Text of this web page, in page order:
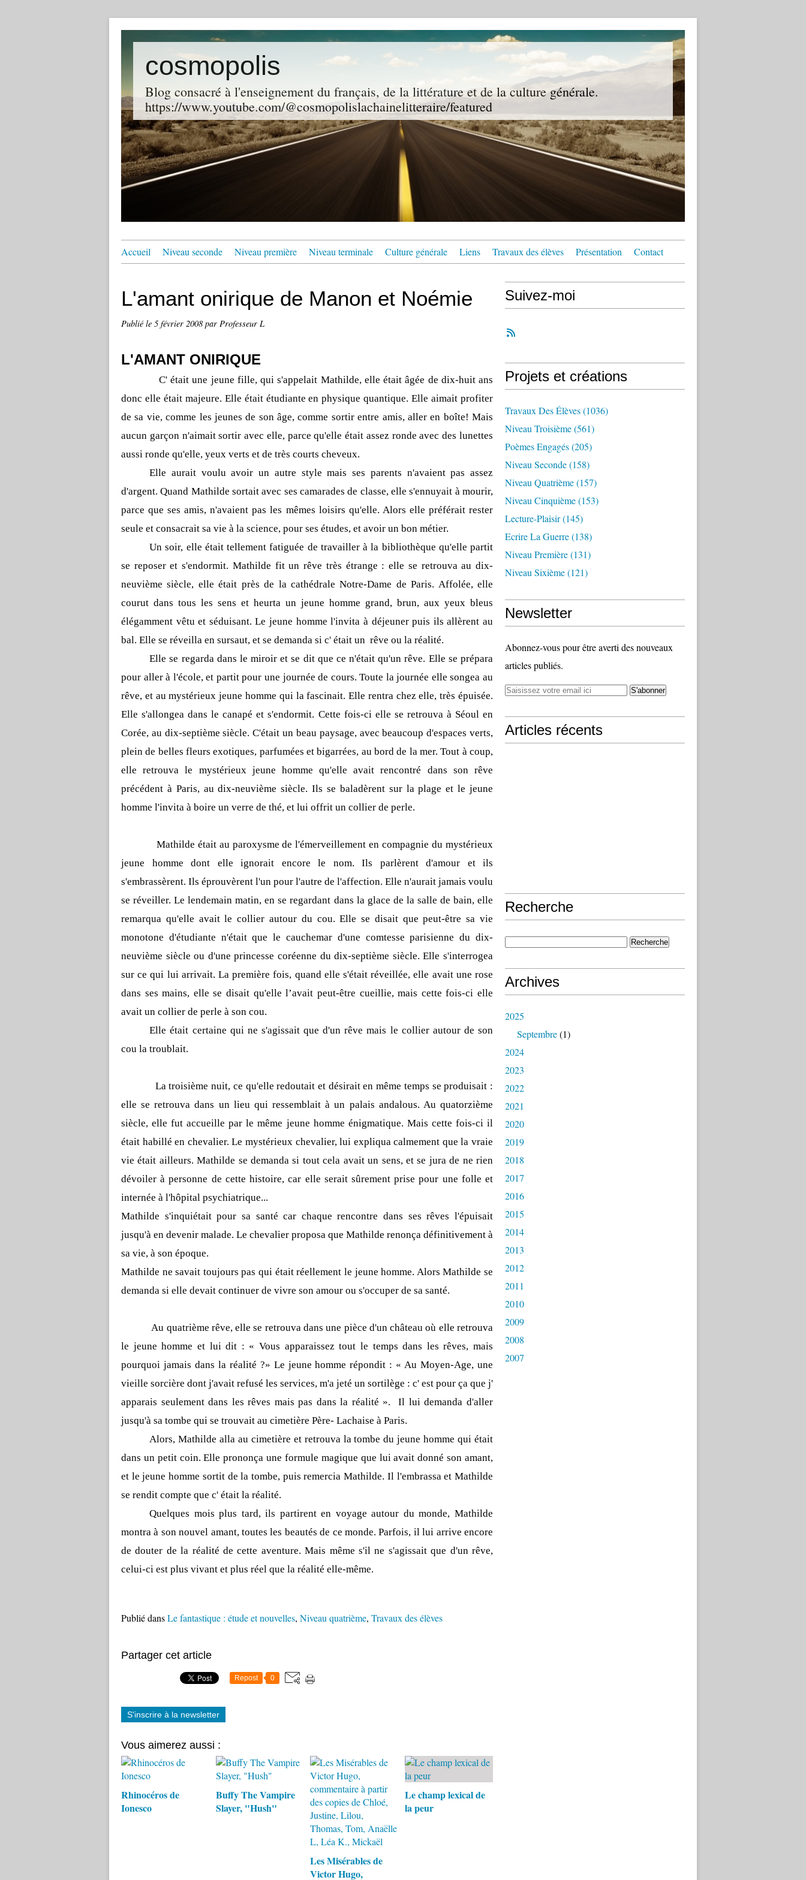
cosmopolis
Blog consacré à l'enseignement du français, de la littérature et de la culture générale.
https://www.youtube.com/@cosmopolislachainelitteraire/featured
Accueil Niveau seconde Niveau première Niveau terminale Culture générale Liens Travaux des élèves Présentation Contact
L'amant onirique de Manon et Noémie
Publié le 5 février 2008 par Professeur L
L'AMANT ONIRIQUE
C' était une jeune fille, qui s'appelait Mathilde, elle était âgée de dix-huit ans
donc elle était majeure. Elle était étudiante en physique quantique. Elle aimait profiter
de sa vie, comme les jeunes de son âge, comme sortir entre amis, aller en boîte! Mais
aucun garçon n'aimait sortir avec elle, parce qu'elle était assez ronde avec des lunettes
aussi ronde qu'elle, yeux verts et de très courts cheveux.
Elle aurait voulu avoir un autre style mais ses parents n'avaient pas assez
d'argent. Quand Mathilde sortait avec ses camarades de classe, elle s'ennuyait à mourir,
parce que ses amis, n'avaient pas les mêmes loisirs qu'elle. Alors elle préférait rester
seule et consacrait sa vie à la science, pour ses études, et avoir un bon métier.
Un soir, elle était tellement fatiguée de travailler à la bibliothèque qu'elle partit
se reposer et s'endormit. Mathilde fit un rêve très étrange : elle se retrouva au dix-
neuvième siècle, elle était près de la cathédrale Notre-Dame de Paris. Affolée, elle
courut dans tous les sens et heurta un jeune homme grand, brun, aux yeux bleus
élégamment vêtu et séduisant. Le jeune homme l'invita à déjeuner puis ils allèrent au
bal. Elle se réveilla en sursaut, et se demanda si c' était un rêve ou la réalité.
Elle se regarda dans le miroir et se dit que ce n'était qu'un rêve. Elle se prépara
pour aller à l'école, et partit pour une journée de cours. Toute la journée elle songea au
rêve, et au mystérieux jeune homme qui la fascinait. Elle rentra chez elle, très épuisée.
Elle s'allongea dans le canapé et s'endormit. Cette fois-ci elle se retrouva à Séoul en
Corée, au dix-septième siècle. C'était un beau paysage, avec beaucoup d'espaces verts,
plein de belles fleurs exotiques, parfumées et bigarrées, au bord de la mer. Tout à coup,
elle retrouva le mystérieux jeune homme qu'elle avait rencontré dans son rêve
précédent à Paris, au dix-neuvième siècle. Ils se baladèrent sur la plage et le jeune
homme l'invita à boire un verre de thé, et lui offrit un collier de perle.
Mathilde était au paroxysme de l'émerveillement en compagnie du mystérieux
jeune homme dont elle ignorait encore le nom. Ils parlèrent d'amour et ils
s'embrassèrent. Ils éprouvèrent l'un pour l'autre de l'affection. Elle n'aurait jamais voulu
se réveiller. Le lendemain matin, en se regardant dans la glace de la salle de bain, elle
remarqua qu'elle avait le collier autour du cou. Elle se disait que peut-être sa vie
monotone d'étudiante n'était que le cauchemar d'une comtesse parisienne du dix-
neuvième siècle ou d'une princesse coréenne du dix-septième siècle. Elle s'interrogea
sur ce qui lui arrivait. La première fois, quand elle s'était réveillée, elle avait une rose
dans ses mains, elle se disait qu'elle l’avait peut-être cueillie, mais cette fois-ci elle
avait un collier de perle à son cou.
Elle était certaine qui ne s'agissait que d'un rêve mais le collier autour de son
cou la troublait.
La troisième nuit, ce qu'elle redoutait et désirait en même temps se produisait :
elle se retrouva dans un lieu qui ressemblait à un palais andalous. Au quatorzième
siècle, elle fut accueille par le même jeune homme énigmatique. Mais cette fois-ci il
était habillé en chevalier. Le mystérieux chevalier, lui expliqua calmement que la vraie
vie était ailleurs. Mathilde se demanda si tout cela avait un sens, et se jura de ne rien
dévoiler à personne de cette histoire, car elle serait sûrement prise pour une folle et
internée à l'hôpital psychiatrique...
Mathilde s'inquiétait pour sa santé car chaque rencontre dans ses rêves l'épuisait
jusqu'à en devenir malade. Le chevalier proposa que Mathilde renonça définitivement à
sa vie, à son époque.
Mathilde ne savait toujours pas qui était réellement le jeune homme. Alors Mathilde se
demanda si elle devait continuer de vivre son amour ou s'occuper de sa santé.
Au quatrième rêve, elle se retrouva dans une pièce d'un château où elle retrouva
le jeune homme et lui dit : « Vous apparaissez tout le temps dans les rêves, mais
pourquoi jamais dans la réalité ?» Le jeune homme répondit : « Au Moyen-Age, une
vieille sorcière dont j'avait refusé les services, m'a jeté un sortilège : c' est pour ça que j'
apparais seulement dans les rêves mais pas dans la réalité ».
Il lui demanda d'aller
jusqu'à sa tombe qui se trouvait au cimetière Père- Lachaise à Paris.
Alors, Mathilde alla au cimetière et retrouva la tombe du jeune homme qui était
dans un petit coin. Elle prononça une formule magique que lui avait donné son amant,
et le jeune homme sortit de la tombe, puis remercia Mathilde. Il l'embrassa et Mathilde
se rendit compte que c' était la réalité.
Quelques mois plus tard, ils partirent en voyage autour du monde, Mathilde
montra à son nouvel amant, toutes les beautés de ce monde. Parfois, il lui arrive encore
de douter de la réalité de cette aventure. Mais même s'il ne s'agissait que d'un rêve,
celui-ci est plus vivant et plus réel que la réalité elle-même.
Publié dansLe fantastique : étude et nouvelles, Niveau quatrième, Travaux des élèves
Partager cet article
Repost 0
S'inscrire à la newsletter
Vous aimerez aussi :
Rhinocéros de
Ionesco
Buffy The Vampire
Slayer, "Hush"
Les Misérables de
Victor Hugo,
Le champ lexical de
la peur
Suivez-moi
Projets et créations
Travaux Des Élèves(1036)
Niveau Troisième(561)
Poèmes Engagés(205)
Niveau Seconde(158)
Niveau Quatrième(157)
Niveau Cinquième(153)
Lecture-Plaisir(145)
Ecrire La Guerre(138)
Niveau Première(131)
Niveau Sixième(121)
Newsletter
Abonnez-vous pour être averti des nouveaux
articles publiés.
Articles récents
Recherche
Archives
2025
Septembre(1)
2024
2023
2022
2021
2020
2019
2018
2017
2016
2015
2014
2013
2012
2011
2010
2009
2008
2007